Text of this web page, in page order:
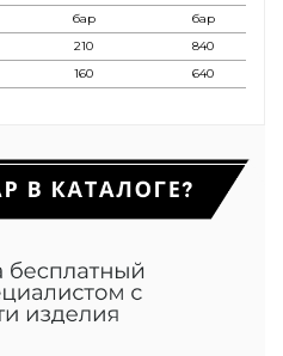
бар
бар
210
840
160 640